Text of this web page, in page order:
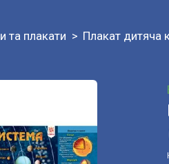
та плакати Плакат дитяча